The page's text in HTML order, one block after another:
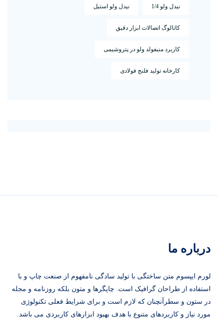
نیدل ولو 1/4 نیدل ولو استیل
کاتالوگ اتصالات ابزار دقیق
کاربرد منیفولد ولو در پتروشیمی
کارخانه تولید فلنج فولادی
درباره ما
لورم ایپسوم متن ساختگی با تولید سادگی نامفهوم از صنعت چاپ و با
استفاده از طراحان گرافیک است. چاپگرها و متون بلکه روزنامه و مجله
در ستون و سطرآنچنان که لازم است و برای شرایط فعلی تکنولوژی
مورد نیاز و کاربردهای متنوع با هدف بهبود ابزارهای کاربردی می باشد.